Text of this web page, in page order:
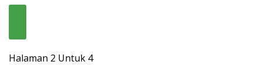
Halaman 2 Untuk 4